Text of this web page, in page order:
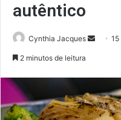
autêntico
Cynthia Jacques
Mande
2 minutos de leitura